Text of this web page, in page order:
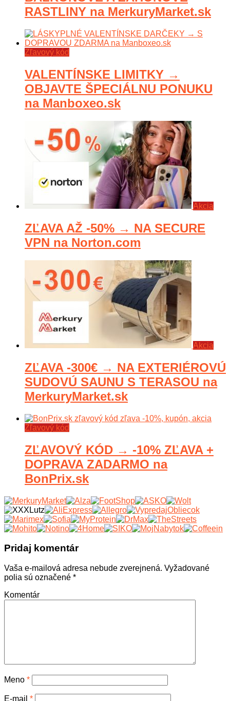
RASTLINY na MerkuryMarket.sk
Zľavový kód
VALENTÍNSKE LIMITKY →
OBJAVTE ŠPECIÁLNU PONUKU
na Manboxeo.sk
Akcia
ZĽAVA AŽ -50% → NA SECURE
VPN na Norton.com
Akcia
ZĽAVA -300€ → NA EXTERIÉROVÚ
SUDOVÚ SAUNU S TERASOU na
MerkuryMarket.sk
Zľavový kód
ZĽAVOVÝ KÓD → -10% ZĽAVA +
DOPRAVA ZADARMO na
BonPrix.sk
Pridaj komentár
Vaša e-mailová adresa nebude zverejnená. Vyžadované
polia sú označené *
Komentár
Meno *
E-mail *